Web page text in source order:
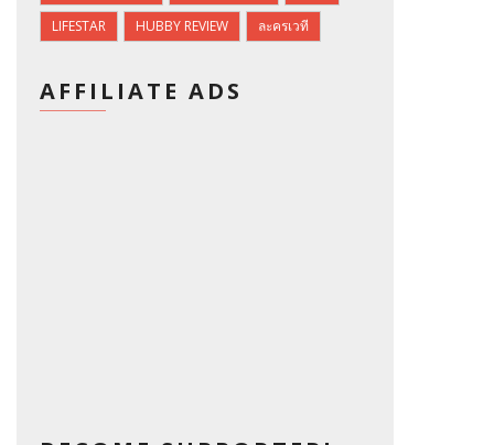
LIFESTAR
HUBBY REVIEW ละครเวที
AFFILIATE ADS